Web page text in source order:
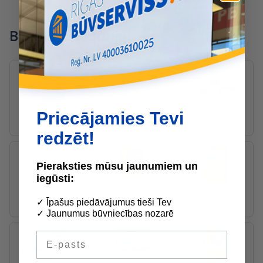
Blakus kategorijas
Cements, betons Apmetumi
Flīžu šuvotāji
Mūrjavas / bloku
līmes
Priecājamies Tevi
redzēt!
Pieraksties mūsu jaunumiem un
iegūsti:
✓ Īpašus piedāvājumus tieši Tev
✓ Jaunumus būvniecības nozarē